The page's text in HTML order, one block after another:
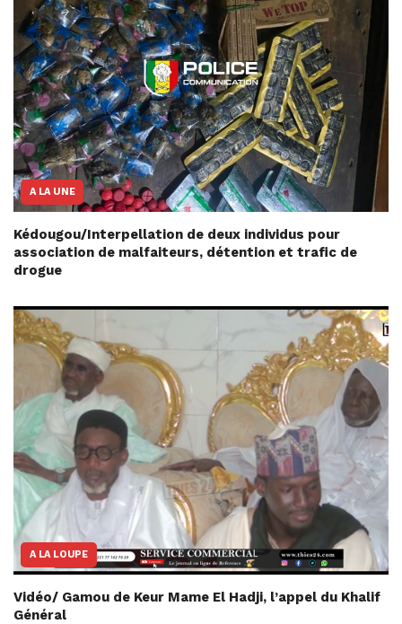
A LA UNE
Kédougou/Interpellation de deux individus pour
association de malfaiteurs, détention et trafic de
drogue
A LA LOUPE
Vidéo/ Gamou de Keur Mame El Hadji, l’appel du Khalif
Général